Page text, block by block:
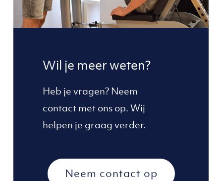
Wil je meer weten?
Heb je vragen? Neem
contact met ons op. Wij
helpen je graag verder.
Neem contact op